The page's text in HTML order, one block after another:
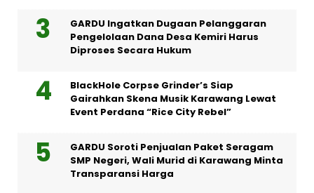
GARDU Ingatkan Dugaan Pelanggaran
Pengelolaan Dana Desa Kemiri Harus
Diproses Secara Hukum
BlackHole Corpse Grinder’s Siap
Gairahkan Skena Musik Karawang Lewat
Event Perdana “Rice City Rebel”
GARDU Soroti Penjualan Paket Seragam
SMP Negeri, Wali Murid di Karawang Minta
Transparansi Harga